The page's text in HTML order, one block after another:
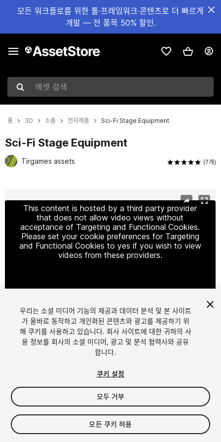
모든 워크플로를 위한 툴·프레임워크·콘텐츠로 더 빠르게
개발 — 전 품목 50% 할인.
에셋 검색
홈 3D 소품 전자제품 Sci-Fi Stage Equipment
Sci-Fi Stage Equipment
Tirgames assets (7개)
This content is hosted by a third party provider
that does not allow video views without
acceptance of Targeting and Functional Cookies.
Please set your cookie preferences for Targeting
and Functional Cookies to yes if you wish to view
videos from these providers.
1/15
$30
세금/부가세는 결제 시 반영됩니다.
우리는 소셜 미디어 기능의 제공과 데이터 분석 및 본 사이트
가 올바로 동작하고 개인화된 콘텐츠와 광고를 제공하기 위
해 쿠키를 사용하고 있습니다. 회사 사이트에 대한 귀하의 사
용 정보를 회사의 소셜 미디어, 광고 및 분석 협력사와 공유
합니다.
쿠키 설정
모두 거부
모든 쿠키 허용